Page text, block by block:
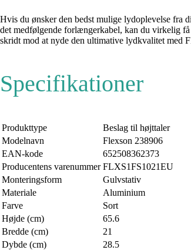
Hvis du ønsker den bedst mulige lydoplevelse fra
det medfølgende forlængerkabel, kan du virkelig
skridt mod at nyde den ultimative lydkvalitet med
Specifikationer
Produkttype
Beslag til højttaler
Modelnavn
Flexson 238906
EAN-kode
652508362373
Producentens varenummer FLXS1FS1021EU
Monteringsform
Gulvstativ
Materiale
Aluminium
Farve
Sort
Højde (cm)
65.6
Bredde (cm)
21
Dybde (cm)
28.5